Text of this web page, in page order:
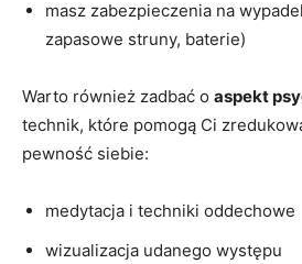
masz zabezpieczenia na
zapasowe struny, baterie)
Warto również zadbać o aspekt
technik, które pomogą Ci
pewność siebie:
medytacja i techniki oddechowe
wizualizacja udanego występu